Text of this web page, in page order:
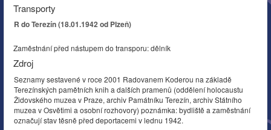
Transporty
R do Terezín (18.01.1942 od Plzeň)
Zaměstnání před nástupem do transporu: dělník
Zdroj
Seznamy sestavené v roce 2001 Radovanem Koderou na základě
Terezínských pamětních knih a dalších pramenů (oddělení holocaustu
Židovského muzea v Praze, archiv Památníku Terezín, archiv Státního
muzea v Osvětimi a osobní rozhovory) poznámka: bydliště a zaměstnání
označují stav těsně před deportacemi v lednu 1942.